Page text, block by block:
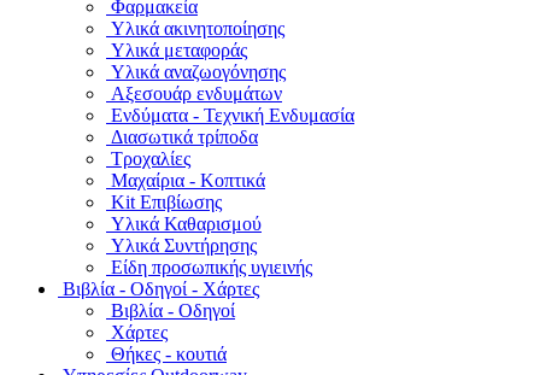
Φαρμακεία
Υλικά ακινητοποίησης
Υλικά μεταφοράς
Υλικά αναζωογόνησης
Αξεσουάρ ενδυμάτων
Ενδύματα - Τεχνική Ενδυμασία
Διασωτικά τρίποδα
Τροχαλίες
Μαχαίρια - Κοπτικά
Kit Επιβίωσης
Υλικά Καθαρισμού
Υλικά Συντήρησης
Είδη προσωπικής υγιεινής
Bιβλία - Οδηγοί - Χάρτες
Βιβλία - Οδηγοί
Χάρτες
Θήκες - κουτιά